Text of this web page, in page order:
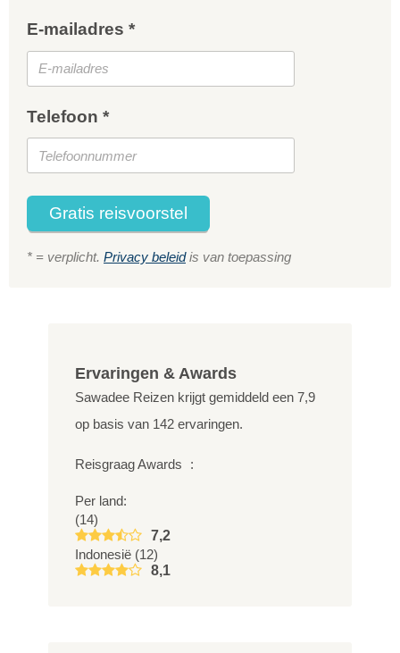
E-mailadres *
Telefoon *
Gratis reisvoorstel
* = verplicht. Privacy beleidis van toepassing
Ervaringen & Awards
Sawadee Reizen krijgt gemiddeld een 7,9
op basis van 142 ervaringen.
Reisgraag Awards :
Per land:
(14)
7,2
Indonesië (12)
8,1